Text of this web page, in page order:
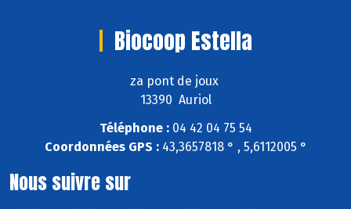
Biocoop Estella
za pont de joux
13390 Auriol
Téléphone :04 42 04 75 54
Coordonnées GPS :43,3657818 ° , 5,6112005 °
Nous suivre sur